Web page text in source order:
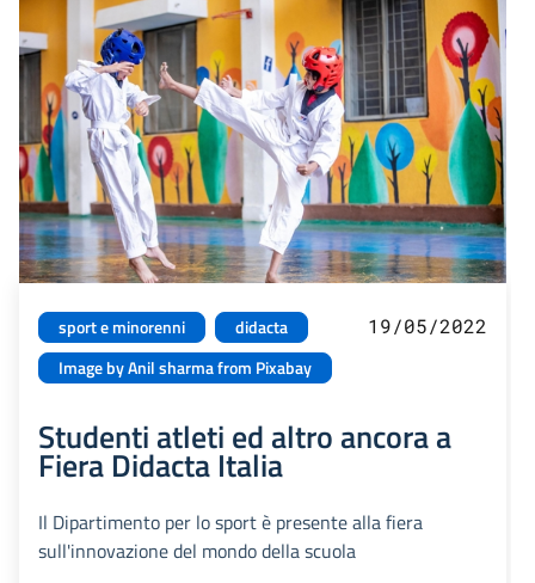
sport e minorenni
didacta
Image by Anil sharma from Pixabay
19/05/2022
Studenti atleti ed altro ancora a
Fiera Didacta Italia
Il Dipartimento per lo sport è presente alla fiera
sull'innovazione del mondo della scuola